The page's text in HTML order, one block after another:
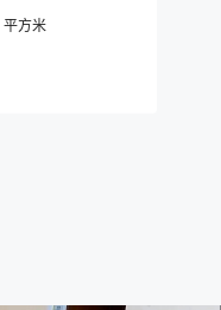
平方米